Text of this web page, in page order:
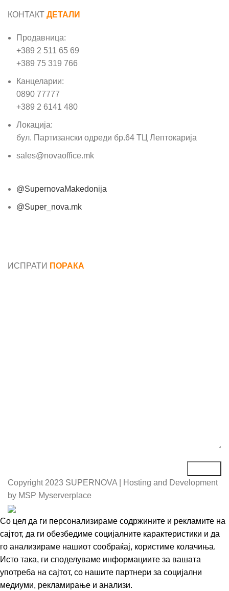
КОНТАКТ ДЕТАЛИ
Продавница:
+389 2 511 65 69
+389 75 319 766
Канцеларии:
0890 77777
+389 2 6141 480
Локација:
бул. Партизански одреди бр.64 ТЦ Лептокарија
sales@novaoffice.mk
@SupernovaMakedonija
@Super_nova.mk
ИСПРАТИ ПОРАКА
Copyright 2023 SUPERNOVA | Hosting and Development
by MSP Myserverplace
Со цел да ги персонализираме содржините и рекламите на
сајтот, да ги обезбедиме социјалните карактеристики и да
го анализираме нашиот сообраќај, користиме колачиња.
Исто така, ги споделуваме информациите за вашата
употреба на сајтот, со нашите партнери за социјални
медиуми, рекламирање и анализи.